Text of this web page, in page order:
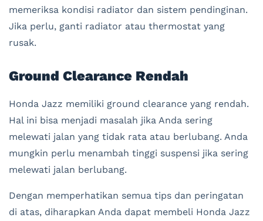
memeriksa kondisi radiator dan sistem pendinginan.
Jika perlu, ganti radiator atau thermostat yang
rusak.
Ground Clearance Rendah
Honda Jazz memiliki ground clearance yang rendah.
Hal ini bisa menjadi masalah jika Anda sering
melewati jalan yang tidak rata atau berlubang. Anda
mungkin perlu menambah tinggi suspensi jika sering
melewati jalan berlubang.
Dengan memperhatikan semua tips dan peringatan
di atas, diharapkan Anda dapat membeli Honda Jazz